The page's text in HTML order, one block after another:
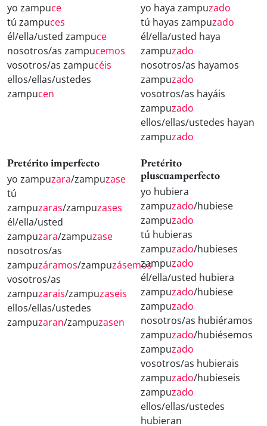
yo zampuce
tú zampuces
él/ella/usted zampuce
nosotros/as zampucemos
vosotros/as zampucéis
ellos/ellas/ustedes
zampucen
yo haya zampuzado
tú hayas zampuzado
él/ella/usted haya
zampuzado
nosotros/as hayamos
zampuzado
vosotros/as hayáis
zampuzado
ellos/ellas/ustedes hayan
zampuzado
Pretérito imperfecto
yo zampuzara/zampuzase
tú
zampuzaras/zampuzases
él/ella/usted
zampuzara/zampuzase
nosotros/as
zampuzáramos/zampuzásemos
vosotros/as
zampuzarais/zampuzaseis
ellos/ellas/ustedes
zampuzaran/zampuzasen
Pretérito
pluscuamperfecto
yo hubiera
zampuzado/hubiese
zampuzado
tú hubieras
zampuzado/hubieses
zampuzado
él/ella/usted hubiera
zampuzado/hubiese
zampuzado
nosotros/as hubiéramos
zampuzado/hubiésemos
zampuzado
vosotros/as hubierais
zampuzado/hubieseis
zampuzado
ellos/ellas/ustedes
hubieran